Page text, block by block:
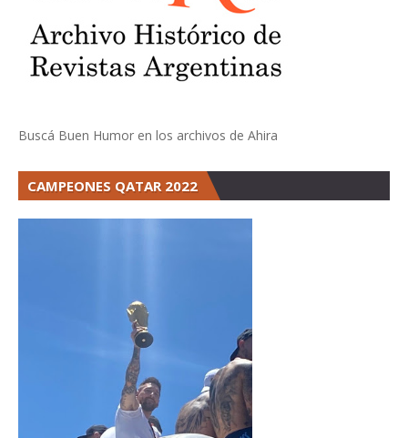
Buscá Buen Humor en los archivos de Ahira
CAMPEONES QATAR 2022